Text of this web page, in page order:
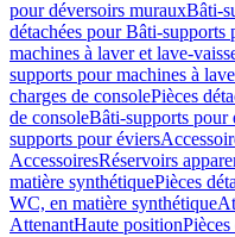
pour déversoirs murauxBâti-
détachées pour Bâti-supports
machines à laver et lave-
supports pour machines à
charges de consolePièces
de consoleBâti-supports pour
supports pour éviers
AccessoiresRéservoirs
matière synthétiquePièces
WC, en matière synthétique
AttenantHaute position